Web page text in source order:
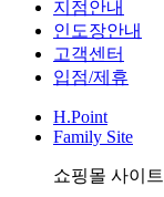
지점안내
인도장안내
고객센터
입점/제휴
H.Point
Family Site
쇼핑몰 사이트